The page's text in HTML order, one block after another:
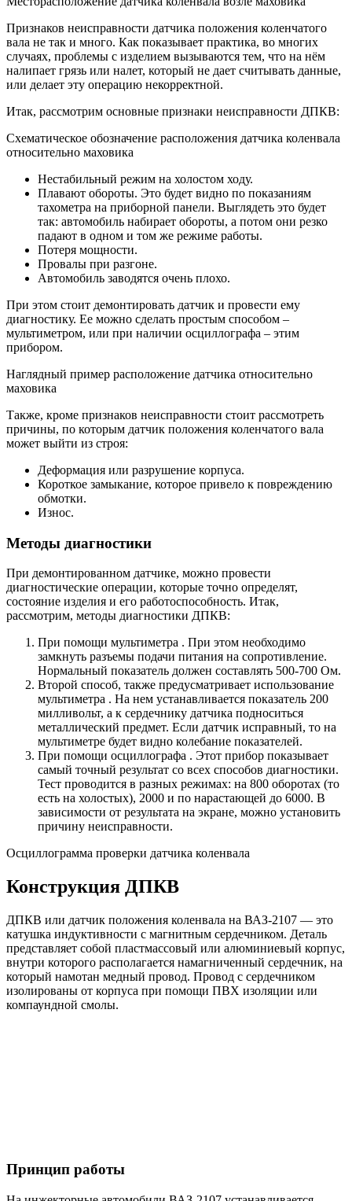
Признаков неисправности датчика положения коленчатого
вала не так и много. Как показывает практика, во многих
случаях, проблемы с изделием вызываются тем, что на нём
налипает грязь или налет, который не дает считывать данные,
или делает эту операцию некорректной.
Итак, рассмотрим основные признаки неисправности ДПКВ:
Схематическое обозначение расположения датчика коленвала
относительно маховика
Нестабильный режим на холостом ходу.
Плавают обороты. Это будет видно по показаниям
тахометра на приборной панели. Выглядеть это будет
так: автомобиль набирает обороты, а потом они резко
падают в одном и том же режиме работы.
Потеря мощности.
Провалы при разгоне.
Автомобиль заводятся очень плохо.
При этом стоит демонтировать датчик и провести ему
диагностику. Ее можно сделать простым способом –
мультиметром, или при наличии осциллографа – этим
прибором.
Наглядный пример расположение датчика относительно
маховика
Также, кроме признаков неисправности стоит рассмотреть
причины, по которым датчик положения коленчатого вала
может выйти из строя:
Деформация или разрушение корпуса.
Короткое замыкание, которое привело к повреждению
обмотки.
Износ.
Методы диагностики
При демонтированном датчике, можно провести
диагностические операции, которые точно определят,
состояние изделия и его работоспособность. Итак,
рассмотрим, методы диагностики ДПКВ:
При помощи мультиметра . При этом необходимо
замкнуть разъемы подачи питания на сопротивление.
Нормальный показатель должен составлять 500-700 Ом.
Второй способ, также предусматривает использование
мультиметра . На нем устанавливается показатель 200
милливольт, а к сердечнику датчика подноситься
металлический предмет. Если датчик исправный, то на
мультиметре будет видно колебание показателей.
При помощи осциллографа . Этот прибор показывает
самый точный результат со всех способов диагностики.
Тест проводится в разных режимах: на 800 оборотах (то
есть на холостых), 2000 и по нарастающей до 6000. В
зависимости от результата на экране, можно установить
причину неисправности.
Осциллограмма проверки датчика коленвала
Конструкция ДПКВ
ДПКВ или датчик положения коленвала на ВАЗ-2107 — это
катушка индуктивности с магнитным сердечником. Деталь
представляет собой пластмассовый или алюминиевый корпус,
внутри которого располагается намагниченный сердечник, на
который намотан медный провод. Провод с сердечником
изолированы от корпуса при помощи ПВХ изоляции или
компаундной смолы.
Принцип работы